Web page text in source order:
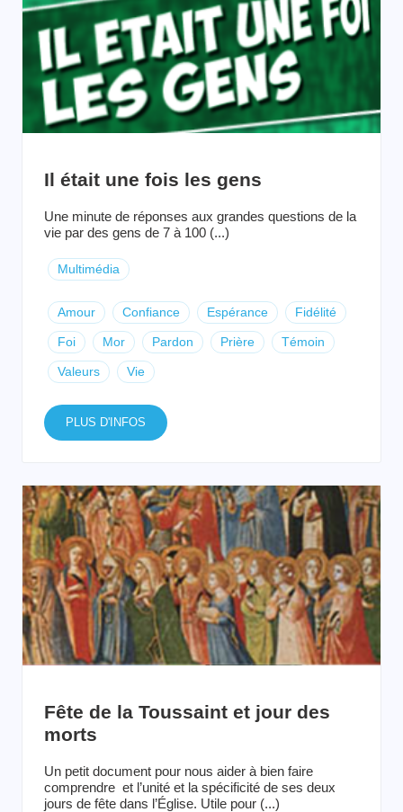
Il était une fois les gens
Une minute de réponses aux grandes questions de la
vie par des gens de 7 à 100 (...)
Multimédia
Amour Confiance Espérance Fidélité
Foi Mor Pardon Prière Témoin
Valeurs Vie
PLUS D'INFOS
Fête de la Toussaint et jour des
morts
Un petit document pour nous aider à bien faire
comprendre et l’unité et la spécificité de ses deux
jours de fête dans l’Église. Utile pour (...)